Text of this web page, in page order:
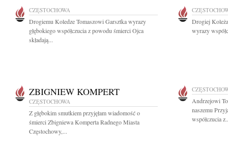
CZĘSTOCHOWA
Drogiemu Koledze Tomaszowi Garsztka wyrazy
głębokiego współczucia z powodu śmierci Ojca
składają...
Drogiej
wyrazy
ZBIGNIEW KOMPERT
CZĘSTOCHOWA
Z głębokim smutkiem przyjęłam wiadomość o
śmierci Zbigniewa Komperta Radnego Miasta
Częstochowy,...
Andrzejowi
naszemu
współczucia